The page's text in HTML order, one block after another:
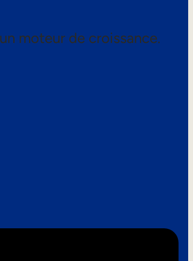
moteur de croissance.